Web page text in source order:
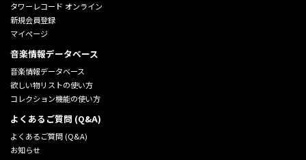
タワーレコード オンライン
新規会員登録
マイページ
音楽情報データベース
音楽情報データベース
欲しい物リストの使い方
コレクション機能の使い方
よくあるご質問 (Q&A)
よくあるご質問 (Q&A)
お知らせ